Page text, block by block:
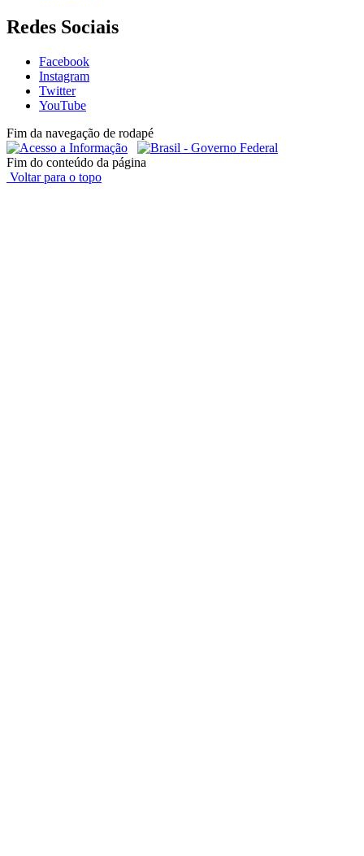
Redes Sociais
Facebook
Instagram
Twitter
YouTube
Fim da navegação de rodapé
Fim do conteúdo da página
Voltar para o topo